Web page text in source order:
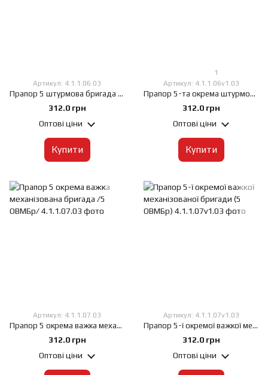
Артикул: 4.1.1.06.03
Прапор 5 штурмова бригада 5 ОШБр, 60х90 см, Штучний шовк 50 г/м², Сублімаційний друк, односторонній, Кишеня під древко зліва
312.0 грн
Оптові ціни
Купити
1
Артикул: 4.1.1.06v1.03
Прапор 5-та окрема штурмова Київська бригада 5 ОШБр, 60х90 см, Штучний шовк 50 г/м², Сублімаційний друк, односторонній, Кишеня під древко зліва
312.0 грн
Оптові ціни
Купити
Артикул: 4.1.1.07.03
Прапор 5 окрема важка механізована бригада /5 ОВМБр/, 60х90 см, Штучний шовк 50 г/м², Сублімаційний друк, односторонній, Кишеня під древко зліва
312.0 грн
Оптові ціни
Артикул: 4.1.1.07v1.03
Прапор 5-ї окремої важкої механізованої бригади (5 ОВМБр), 60х90 см, Штучний шовк 50 г/м², Сублімаційний друк, односторонній, Кишеня під древко зліва
312.0 грн
Оптові ціни